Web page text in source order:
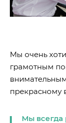
Мы очень
грамотным
прекрасному
Мы всегда